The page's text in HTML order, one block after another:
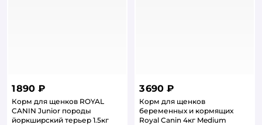
1 890 ₽
Корм для щенков ROYAL
CANIN Junior породы
йоркширский терьер 1.5кг
3 690 ₽
Корм для щенков
беременных и кормящих
Royal Canin 4кг Medium